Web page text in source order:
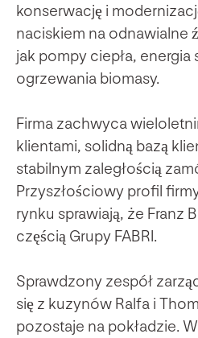
konserwację i
naciskiem na odnawialne
jak pompy ciepła, energia
ogrzewania biomasy.
Firma zachwyca
klientami, solidną bazą
stabilnym zaległością
Przyszłościowy profil
rynku sprawiają, że Franz
częścią Grupy FABRI.
Sprawdzony zespół
się z kuzynów Ralfa i
pozostaje na pokładzie.